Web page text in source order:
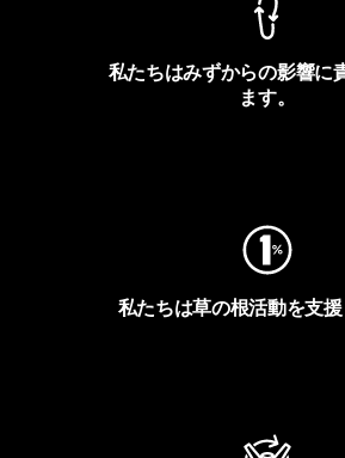
私たちはみずからの影響に
ます。
私たちは草の根活動を支援